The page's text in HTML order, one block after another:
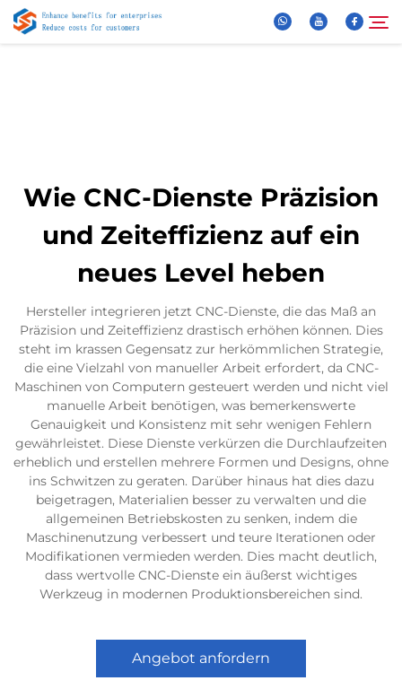
Video
Kontaktieren Sie uns
Wie CNC-Dienste Präzision
und Zeiteffizienz auf ein
neues Level heben
Hersteller integrieren jetzt CNC-Dienste, die das Maß an
Präzision und Zeiteffizienz drastisch erhöhen können. Dies
steht im krassen Gegensatz zur herkömmlichen Strategie,
die eine Vielzahl von manueller Arbeit erfordert, da CNC-
Maschinen von Computern gesteuert werden und nicht viel
manuelle Arbeit benötigen, was bemerkenswerte
Genauigkeit und Konsistenz mit sehr wenigen Fehlern
gewährleistet. Diese Dienste verkürzen die Durchlaufzeiten
erheblich und erstellen mehrere Formen und Designs, ohne
ins Schwitzen zu geraten. Darüber hinaus hat dies dazu
beigetragen, Materialien besser zu verwalten und die
allgemeinen Betriebskosten zu senken, indem die
Maschinenutzung verbessert und teure Iterationen oder
Modifikationen vermieden werden. Dies macht deutlich,
dass wertvolle CNC-Dienste ein äußerst wichtiges
Werkzeug in modernen Produktionsbereichen sind.
Angebot anfordern